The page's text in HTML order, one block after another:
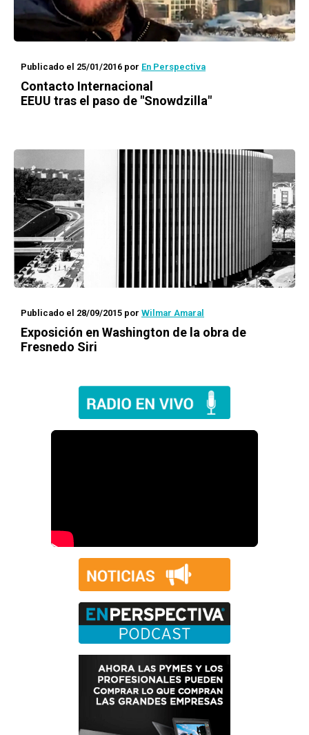
Publicado el 25/01/2016 por En Perspectiva
Contacto Internacional
EEUU tras el paso de "Snowdzilla"
Publicado el 28/09/2015 por Wilmar Amaral
Exposición en Washington de la obra de
Fresnedo Siri